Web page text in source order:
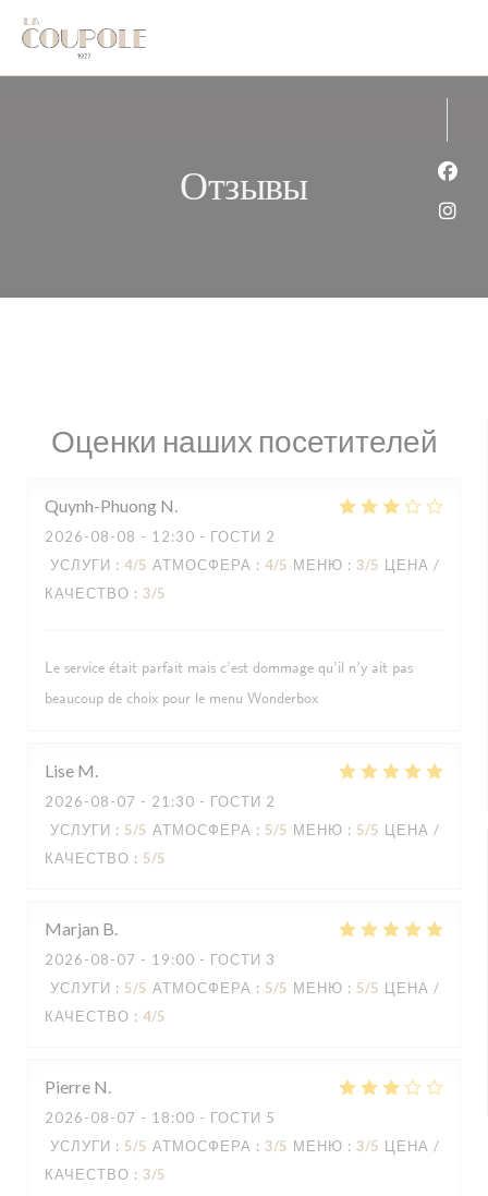
Панель управления cookies
Отзывы
Оценки наших посетителей
Quynh-Phuong N
2026-08-08 - 12:30 - ГОСТИ 2
УСЛУГИ : 4/5 АТМОСФЕРА : 4/5 МЕНЮ : 3/5 ЦЕНА /
КАЧЕСТВО : 3/5
Le service était parfait mais c’est dommage qu’il n’y ait pas
beaucoup de choix pour le menu Wonderbox
Lise M
2026-08-07 - 21:30 - ГОСТИ 2
УСЛУГИ : 5/5 АТМОСФЕРА : 5/5 МЕНЮ : 5/5 ЦЕНА /
КАЧЕСТВО : 5/5
Marjan B
2026-08-07 - 19:00 - ГОСТИ 3
УСЛУГИ : 5/5 АТМОСФЕРА : 5/5 МЕНЮ : 5/5 ЦЕНА /
КАЧЕСТВО : 4/5
Pierre N
2026-08-07 - 18:00 - ГОСТИ 5
УСЛУГИ : 5/5 АТМОСФЕРА : 3/5 МЕНЮ : 3/5 ЦЕНА /
КАЧЕСТВО : 3/5